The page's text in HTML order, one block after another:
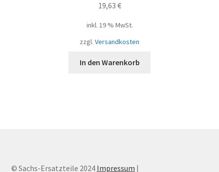
19,63 €
inkl. 19 % MwSt.
zzgl. Versandkosten
In den Warenkorb
© Sachs-Ersatzteile 2024 Impressum |